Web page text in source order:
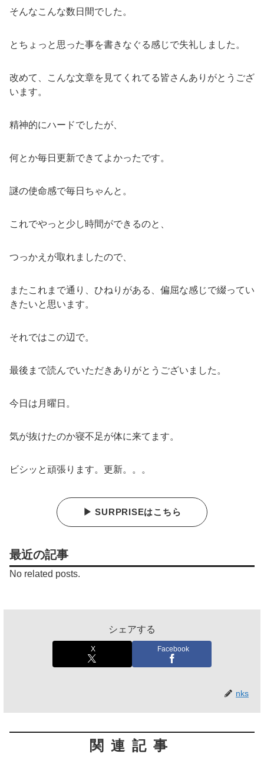
そんなこんな数日間でした。
とちょっと思った事を書きなぐる感じで失礼しました。
改めて、こんな文章を見てくれてる皆さんありがとうござ
います。
精神的にハードでしたが、
何とか毎日更新できてよかったです。
謎の使命感で毎日ちゃんと。
これでやっと少し時間ができるのと、
つっかえが取れましたので、
またこれまで通り、ひねりがある、偏屈な感じで綴ってい
きたいと思います。
それではこの辺で。
最後まで読んでいただきありがとうございました。
今日は月曜日。
気が抜けたのか寝不足が体に来てます。
ビシッと頑張ります。更新。。。
▶ SURPRISEはこちら
最近の記事
No related posts.
シェアする
X Facebook
nks
関連記事